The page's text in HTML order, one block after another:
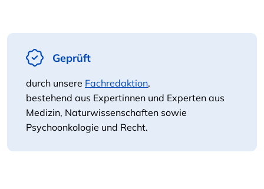
Geprüft
durch unsere Fachredaktion,
bestehend aus Expertinnen und Experten aus
Medizin, Naturwissenschaften sowie
Psychoonkologie und Recht.